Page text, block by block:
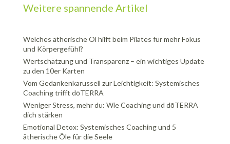
Weitere spannende Artikel
Welches ätherische Öl hilft beim Pilates für mehr Fokus
und Körpergefühl?
Wertschätzung und Transparenz – ein wichtiges Update
zu den 10er Karten
Vom Gedankenkarussell zur Leichtigkeit: Systemisches
Coaching trifft dōTERRA
Weniger Stress, mehr du: Wie Coaching und dōTERRA
dich stärken
Emotional Detox: Systemisches Coaching und 5
ätherische Öle für die Seele